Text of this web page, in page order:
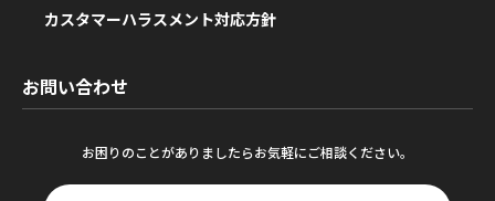
カスタマーハラスメント対応方針
お問い合わせ
お困りのことがありましたらお気軽にご相談ください。